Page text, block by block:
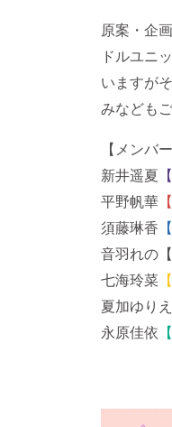
原案・企
ドルユニ
いますが
みなども
【メンバ
新井遥夏
平野帆華
須藤琳香
音羽れの
七海玲菜
夏加ゆりえ
永原佳依